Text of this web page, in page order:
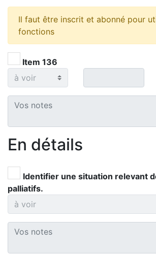
Il faut être inscrit et abonné pour
fonctions
Item 136
En détails
Identifier une situation relevant
palliatifs.